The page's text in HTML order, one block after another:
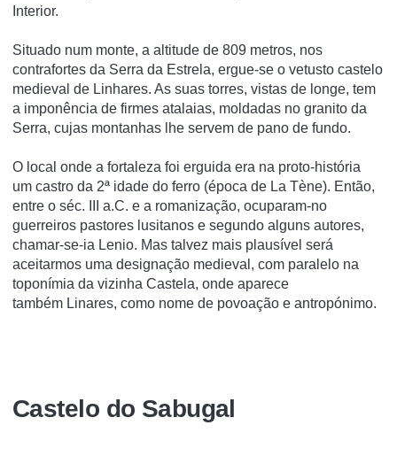
Interior.
Situado num monte, a altitude de 809 metros, nos
contrafortes da Serra da Estrela, ergue-se o vetusto castelo
medieval de Linhares. As suas torres, vistas de longe, tem
a imponência de firmes atalaias, moldadas no granito da
Serra, cujas montanhas lhe servem de pano de fundo.
O local onde a fortaleza foi erguida era na proto-história
um castro da 2ª idade do ferro (época de La Tène). Então,
entre o séc. III a.C. e a romanização, ocuparam-no
guerreiros pastores lusitanos e segundo alguns autores,
chamar-se-ia Lenio. Mas talvez mais plausível será
aceitarmos uma designação medieval, com paralelo na
toponímia da vizinha Castela, onde aparece
também Linares, como nome de povoação e antropónimo.
Castelo do Sabugal